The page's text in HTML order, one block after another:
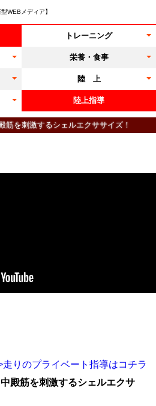
WEBメディア】
トレーニング
栄養・食事
陸 上
陸上指導
筋を刺激するシェルエクササイズ！
りのプライベート指導はコチラ
殿筋を刺激するシェルエクサ